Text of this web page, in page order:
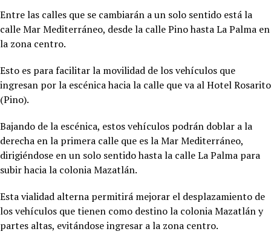
Entre las calles que se cambiarán a un solo sentido está la
calle Mar Mediterráneo, desde la calle Pino hasta La Palma en
la zona centro.
Esto es para facilitar la movilidad de los vehículos que
ingresan por la escénica hacia la calle que va al Hotel Rosarito
(Pino).
Bajando de la escénica, estos vehículos podrán doblar a la
derecha en la primera calle que es la Mar Mediterráneo,
dirigiéndose en un solo sentido hasta la calle La Palma para
subir hacia la colonia Mazatlán.
Esta vialidad alterna permitirá mejorar el desplazamiento de
los vehículos que tienen como destino la colonia Mazatlán y
partes altas, evitándose ingresar a la zona centro.